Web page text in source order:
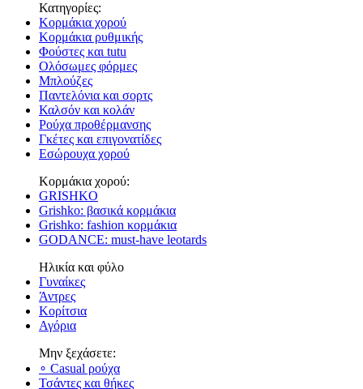
Κατηγορίες:
Κορμάκια χορού
Κορμάκια ρυθμικής
Φούστες και tutu
Ολόσωμες φόρμες
Μπλούζες
Παντελόνια και σορτς
Καλσόν και κολάν
Ρούχα προθέρμανσης
Γκέτες και επιγονατίδες
Εσώρουχα χορού
Κορμάκια χορού:
GRISHKO
Grishko: βασικά κορμάκια
Grishko: fashion κορμάκια
GODANCE: must-have leotards
Ηλικία και φύλο
Γυναίκες
Άντρες
Κορίτσια
Αγόρια
Μην ξεχάσετε:
∘ Casual ρούχα
Τσάντες και θήκες